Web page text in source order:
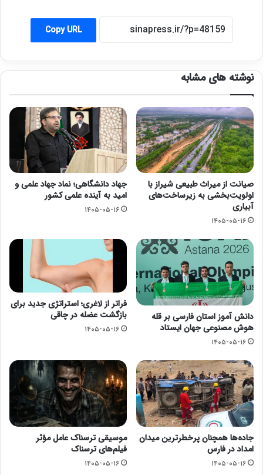
Copy URL
نوشته های مشابه
صیانت از میراث طبیعی شیراز با
اولویت‌بخشی به زیرساخت‌های
آبیاری
۱۴۰۵-۰۵-۱۶
جهاد دانشگاهی؛ نماد جهاد علمی و
امید به آینده علمی کشور
۱۴۰۵-۰۵-۱۶
دانش آموز استان فارسی بر قله
هوش مصنوعی جهان ایستاد
۱۴۰۵-۰۵-۱۶
فراتر از لاغری؛ استراتژی جدید برای
بازگشت عضله در چاقی
۱۴۰۵-۰۵-۱۶
جاده‌ها همچنان پرخطرترین میدان
امداد در فارس
۱۴۰۵-۰۵-۱۶
موسیقی ترسناک عامل مؤثر
فیلم‌های ترسناک
۱۴۰۵-۰۵-۱۶